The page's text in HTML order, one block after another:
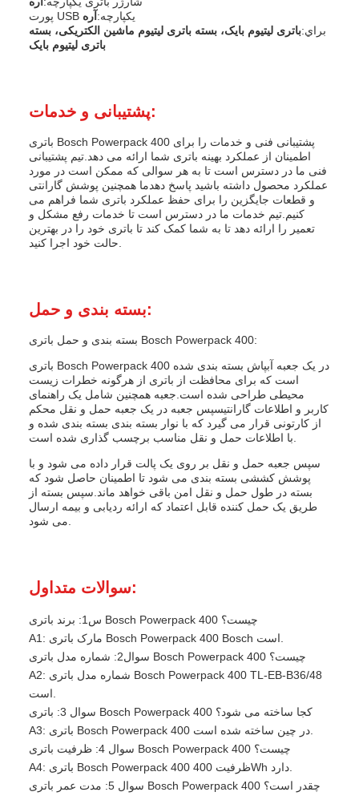
پورت USB یکپارچه: آره
براي:باتری لیتیوم بایک، بسته باتری لیتیوم ماشین الکتریکی، بسته
باتری لیتیوم بایک
پشتیبانی و خدمات:
باتری Bosch Powerpack 400 پشتیبانی فنی و خدمات را برای
اطمینان از عملکرد بهینه باتری شما ارائه می دهد.تیم پشتیبانی
فنی ما در دسترس است تا به هر سوالی که ممکن است در مورد
عملکرد محصول داشته باشید پاسخ دهدما همچنین پوشش گارانتی
و قطعات جایگزین را برای حفظ عملکرد باتری شما فراهم می
کنیم.تیم خدمات ما در دسترس است تا خدمات رفع مشکل و
تعمیر را ارائه دهد تا به شما کمک کند تا باتری خود را در بهترین
بسته بندی و حمل:
بسته بندی و حمل باتری Bosch Powerpack 400:
باتری Bosch Powerpack 400 در یک جعبه آبپاش بسته بندی شده
است که برای محافظت از باتری از هرگونه خطرات زیست
محیطی طراحی شده است.جعبه همچنین شامل یک راهنمای
کاربر و اطلاعات گارانتیسپس جعبه در یک جعبه حمل و نقل محکم
از کارتونی قرار می گیرد که با نوار بسته بندی بسته بندی شده و
سپس جعبه حمل و نقل بر روی یک پالت قرار داده می شود و با
پوشش کششی بسته بندی می شود تا اطمینان حاصل شود که
بسته در طول حمل و نقل امن باقی خواهد ماند.سپس بسته از
طریق یک حمل کننده قابل اعتماد که ارائه ردیابی و بیمه ارسال
سوالات متداول:
س1: برند باتری Bosch Powerpack 400 چیست؟
سوال2: شماره مدل باتری Bosch Powerpack 400 چیست؟
A2: شماره مدل باتری Bosch Powerpack 400 TL-EB-B36/48
سوال 3: باتری Bosch Powerpack 400 کجا ساخته می شود؟
سوال 4: ظرفیت باتری Bosch Powerpack 400 چیست؟
سوال 5: مدت عمر باتری Bosch Powerpack 400 چقدر است؟